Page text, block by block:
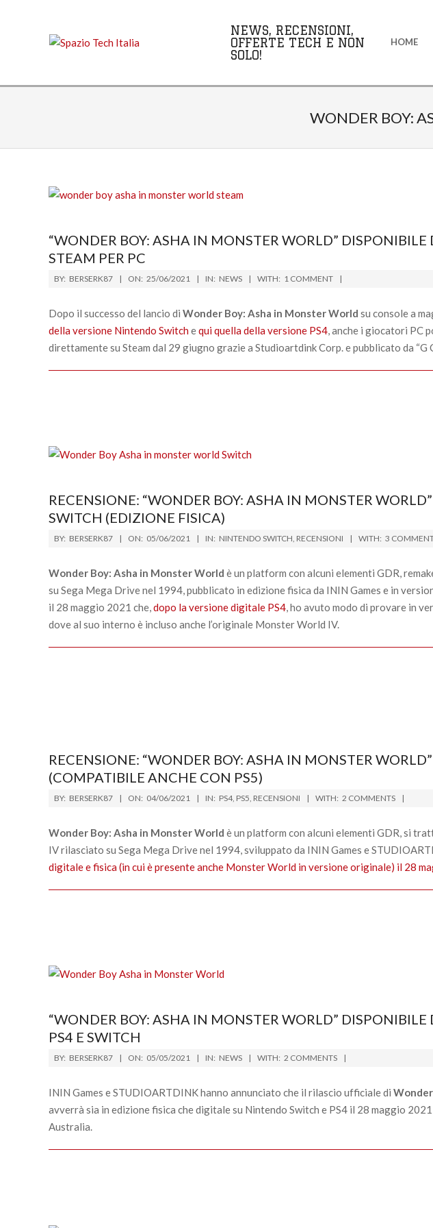
NEWS, RECENSIONI,
OFFERTE TECH E NON
SOLO!
Menu
HOME
WONDER BOY:
“WONDER BOY: ASHA IN MONSTER WORLD” DISPONIBILE
STEAM PER PC
2021-
25
BY: BERSERK87 ON: 25/06/2021 IN: NEWS WITH: 1 COMMENT
Dopo il successo del lancio di Wonder Boy: Asha in Monster World su console a
della versione Nintendo Switchequi quella della versione PS4, anche i giocatori PC
direttamente su Steam dal 29 giugno grazie a Studioartdink Corp. e pubblicato da “G
RECENSIONE: “WONDER BOY: ASHA IN MONSTER
SWITCH (EDIZIONE FISICA)
2021-
05
BY: BERSERK87 ON: 05/06/2021 IN: NINTENDO SWITCH, RECENSIONI WITH: 3
Wonder Boy: Asha in Monster World è un platform con alcuni elementi GDR,
su Sega Mega Drive nel 1994, pubblicato in edizione fisica da ININ Games e in
il 28 maggio 2021 che,dopo la versione digitale PS4, ho avuto modo di provare in
dove al suo interno è incluso anche l’originale Monster World IV.
RECENSIONE: “WONDER BOY: ASHA IN MONSTER
(COMPATIBILE ANCHE CON PS5)
2021-
04
BY: BERSERK87 ON: 04/06/2021 IN: PS4, PS5, RECENSIONI WITH: 2 COMMENTS
Wonder Boy: Asha in Monster World è un platform con alcuni elementi GDR, si
IV rilasciato su Sega Mega Drive nel 1994, sviluppato da ININ Games e
digitale e fisica (in cui è presente anche Monster World in versione originale) il 28
“WONDER BOY: ASHA IN MONSTER WORLD”
PS4 E SWITCH
2021-
05
BY: BERSERK87 ON: 05/05/2021 IN: NEWS WITH: 2 COMMENTS
ININ Games e STUDIOARTDINK hanno annunciato che il rilascio ufficiale di
avverrà sia in edizione fisica che digitale su Nintendo Switch e PS4 il 28 maggio
Australia.